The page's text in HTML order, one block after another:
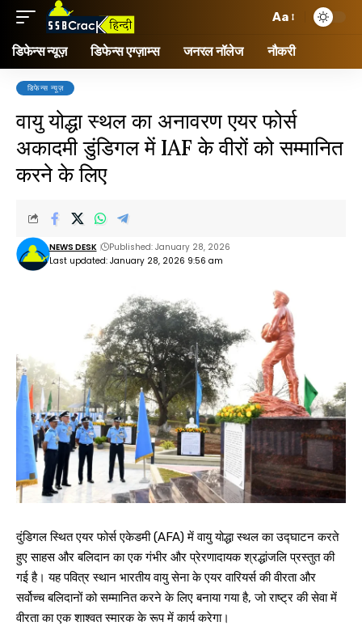
Aa
डिफेन्स न्यूज़ डिफेन्स एग्ज़ाम्स जनरल नॉलेज नौकरी
डिफेन्स न्यूज़
वायु योद्धा स्थल का अनावरण एयर फोर्स
अकादमी डुंडिगल में IAF के वीरों को सम्मानित
करने के लिए
Last updated: January 28, 2026 9:56 am
NEWS DESK Published: January 28, 2026
दुंडिगल स्थित एयर फोर्स एकेडमी (AFA) में वायु योद्धा स्थल का उद्घाटन करते
हुए साहस और बलिदान का एक गंभीर और प्रेरणादायक श्रद्धांजलि प्रस्तुत की
गई है। यह पवित्र स्थान भारतीय वायु सेना के एयर वारियर्स की वीरता और
सर्वोच्च बलिदानों को सम्मानित करने के लिए बनाया गया है, जो राष्ट्र की सेवा में
वीरता का एक शाश्वत स्मारक के रूप में कार्य करेगा।